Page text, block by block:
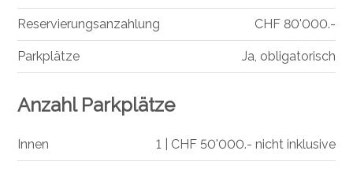
Reservierungsanzahlung CHF 80'000.-
Parkplätze Ja, obligatorisch
Anzahl Parkplätze
Innen 1 | CHF 50'000.- nicht inklusive